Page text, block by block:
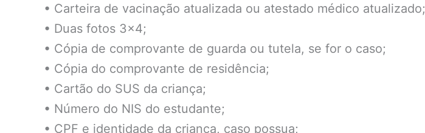
• Carteira de vacinação atualizada ou atestado médico atualizado;
• Duas fotos 3×4;
• Cópia de comprovante de guarda ou tutela, se for o caso;
• Cópia do comprovante de residência;
• Cartão do SUS da criança;
• Número do NIS do estudante;
• CPF e identidade da criança, caso possua;